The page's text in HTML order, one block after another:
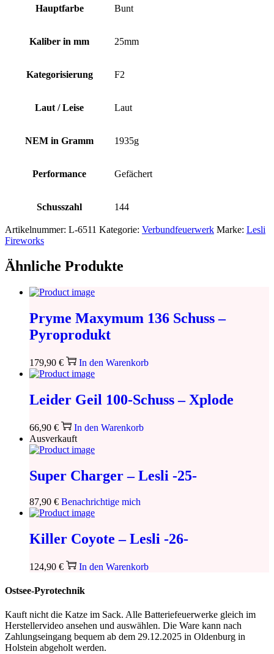
Hauptfarbe Bunt
Kaliber in mm 25mm
Kategorisierung F2
Laut / Leise Laut
NEM in Gramm 1935g
Performance Gefächert
Schusszahl 144
Artikelnummer: L-6511 Kategorie: Verbundfeuerwerk Marke: Lesli
Fireworks
Ähnliche Produkte
Pryme Maxymum 136 Schuss –
Pyroprodukt
179,90 € In den Warenkorb
Leider Geil 100-Schuss – Xplode
66,90 €
In den Warenkorb
Ausverkauft
Super Charger – Lesli -25-
87,90 € Benachrichtige mich
Killer Coyote – Lesli -26-
124,90 € In den Warenkorb
Ostsee-Pyrotechnik
Kauft nicht die Katze im Sack. Alle Batteriefeuerwerke gleich im
Herstellervideo ansehen und auswählen. Die Ware kann nach
Zahlungseingang bequem ab dem 29.12.2025 in Oldenburg in
Holstein abgeholt werden.